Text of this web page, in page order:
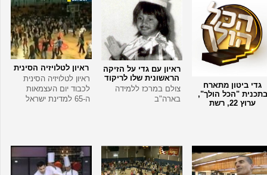
גדי ביטון מתארח
בתכנית "הכל הולך",
ערוץ 22, רשת
ראיון עם גדי על הזיקה
הראשונית שלו לריקוד
צולם במרכז ללמידה
בארה"ב
ראיון לטלויזיה הסינית
ראיון לטלויזיה הסינית
לכבוד יום העצמאות
ה-65 למדינת ישראל